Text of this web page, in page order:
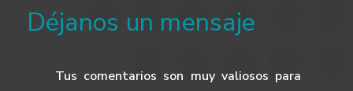
Déjanos un mensaje
Tus comentarios son muy valiosos para